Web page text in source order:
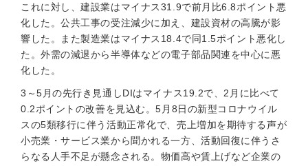
これに対し、建設業はマイナス31.9で前月比6.8ポイント悪
化した。公共工事の受注減少に加え、建設資材の高騰が影
響した。また製造業はマイナス18.4で同1.5ポイント悪化し
た。外需の減退から半導体などの電子部品関連を中心に悪
化した。
3～5月の先行き見通しDIはマイナス19.2で、2月に比べて
0.2ポイントの改善を見込む。5月8日の新型コロナウイル
スの5類移行に伴う活動正常化で、売上増加を期待する声が
小売業・サービス業から聞かれる一方、活動回復に伴うさ
らなる人手不足が懸念される。物価高や賃上げなど企業の